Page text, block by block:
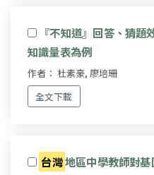
『不知道』回答、猜
知識量表為例
作者： 杜素豪, 廖培珊
全文下載
台灣地區中學教師對